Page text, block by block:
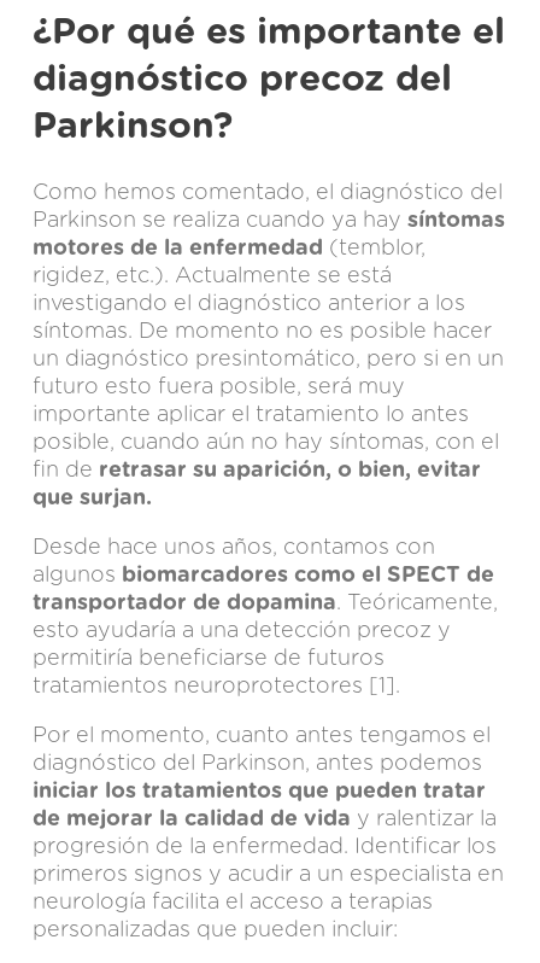
¿Por qué es importante el
diagnóstico precoz del
Parkinson?
Como hemos comentado, el diagnóstico del
Parkinson se realiza cuando ya hay síntomas
motores de la enfermedad (temblor,
rigidez, etc.). Actualmente se está
investigando el diagnóstico anterior a los
síntomas. De momento no es posible hacer
un diagnóstico presintomático, pero si en un
futuro esto fuera posible, será muy
importante aplicar el tratamiento lo antes
posible, cuando aún no hay síntomas, con el
fin de retrasar su aparición, o bien, evitar
que surjan.
Desde hace unos años, contamos con
algunos biomarcadores como el SPECT de
transportador de dopamina. Teóricamente,
esto ayudaría a una detección precoz y
permitiría beneficiarse de futuros
tratamientos neuroprotectores [1].
Por el momento, cuanto antes tengamos el
diagnóstico del Parkinson, antes podemos
iniciar los tratamientos que pueden tratar
de mejorar la calidad de vida y ralentizar la
progresión de la enfermedad. Identificar los
primeros signos y acudir a un especialista en
neurología facilita el acceso a terapias
personalizadas que pueden incluir: